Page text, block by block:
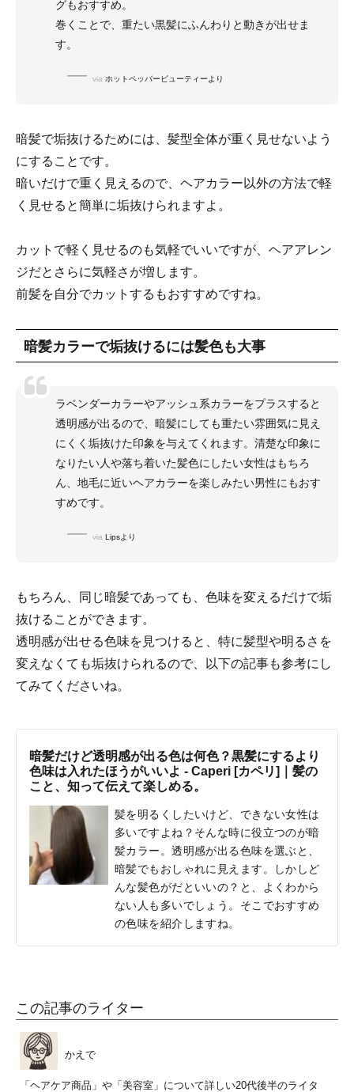
グもおすすめ。
巻くことで、重たい黒髪にふんわりと動きが出せま
す。
via ホットペッパービューティーより
暗髪で垢抜けるためには、髪型全体が重く見せないよう
にすることです。
暗いだけで重く見えるので、ヘアカラー以外の方法で軽
く見せると簡単に垢抜けられますよ。
カットで軽く見せるのも気軽でいいですが、ヘアアレン
ジだとさらに気軽さが増します。
前髪を自分でカットするもおすすめですね。
暗髪カラーで垢抜けるには髪色も大事
ラベンダーカラーやアッシュ系カラーをプラスすると
透明感が出るので、暗髪にしても重たい雰囲気に見え
にくく垢抜けた印象を与えてくれます。清楚な印象に
なりたい人や落ち着いた髪色にしたい女性はもちろ
ん、地毛に近いヘアカラーを楽しみたい男性にもおす
すめです。
via Lipsより
もちろん、同じ暗髪であっても、色味を変えるだけで垢
抜けることができます。
透明感が出せる色味を見つけると、特に髪型や明るさを
変えなくても垢抜けられるので、以下の記事も参考にし
てみてくださいね。
暗髪だけど透明感が出る色は何色？黒髪にするより
色味は入れたほうがいいよ - Caperi [カペリ]｜髪の
こと、知って伝えて楽しめる。
髪を明るくしたいけど、できない女性は
多いですよね？そんな時に役立つのが暗
髪カラー。透明感が出る色味を選ぶと、
暗髪でもおしゃれに見えます。しかしど
んな髪色がだといいの？と、よくわから
ない人も多いでしょう。そこでおすすめ
の色味を紹介しますね。
この記事のライター
かえで
「ヘアケア商品」や「美容室」について詳しい20代後半のライタ